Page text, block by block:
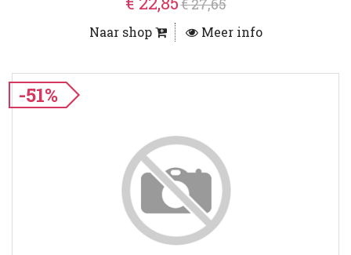
€ 27,65
Naar shop Meer info
-51%